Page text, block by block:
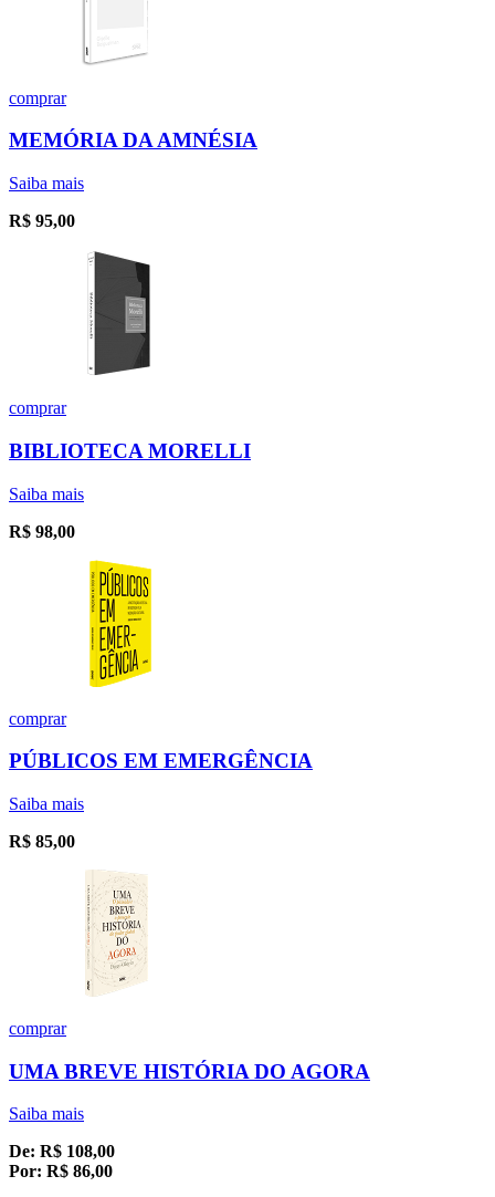
comprar
MEMÓRIA DA AMNÉSIA
Saiba mais
R$ 95,00
comprar
BIBLIOTECA MORELLI
Saiba mais
R$ 98,00
comprar
PÚBLICOS EM EMERGÊNCIA
Saiba mais
R$ 85,00
comprar
UMA BREVE HISTÓRIA DO AGORA
Saiba mais
De: R$ 108,00
Por: R$ 86,00